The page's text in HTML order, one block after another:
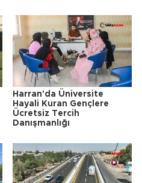
Harran'da Üniversite
Hayali Kuran Gençlere
Ücretsiz Tercih
Danışmanlığı